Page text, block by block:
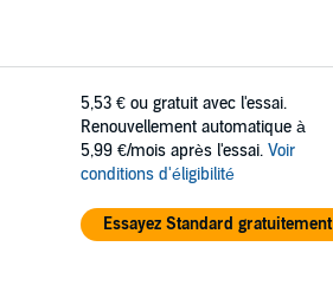
5,53 € ou gratuit avec l'essai.
Renouvellement automatique à
5,99 €/mois après l'essai. Voir
conditions d'éligibilité
Essayez Standard gratuitement